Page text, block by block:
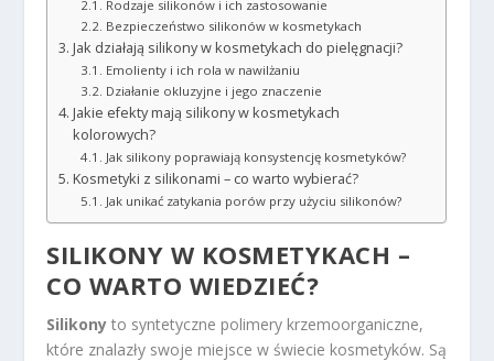
Rodzaje silikonów i ich zastosowanie
Bezpieczeństwo silikonów w kosmetykach
Jak działają silikony w kosmetykach do pielęgnacji?
Emolienty i ich rola w nawilżaniu
Działanie okluzyjne i jego znaczenie
Jakie efekty mają silikony w kosmetykach
kolorowych?
Jak silikony poprawiają konsystencję kosmetyków?
Kosmetyki z silikonami – co warto wybierać?
Jak unikać zatykania porów przy użyciu silikonów?
SILIKONY W KOSMETYKACH –
CO WARTO WIEDZIEĆ?
Silikony to syntetyczne polimery krzemoorganiczne,
które znalazły swoje miejsce w świecie kosmetyków. Są